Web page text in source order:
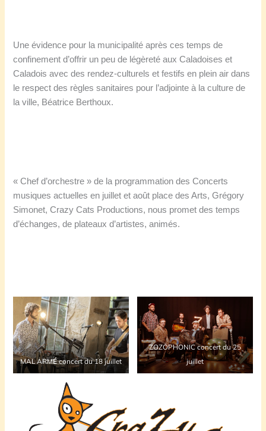
Une évidence pour la municipalité après ces temps de
confinement d’offrir un peu de légèreté aux Caladoises et
Caladois avec des rendez-culturels et festifs en plein air dans
le respect des règles sanitaires pour l’adjointe à la culture de
la ville, Béatrice Berthoux.
« Chef d’orchestre » de la programmation des Concerts
musiques actuelles en juillet et août place des Arts, Grégory
Simonet, Crazy Cats Productions, nous promet des temps
d’échanges, de plateaux d’artistes, animés.
MAL ARMÉconcert du 18 juillet
ZOZOPHONIC concert du 25
juillet